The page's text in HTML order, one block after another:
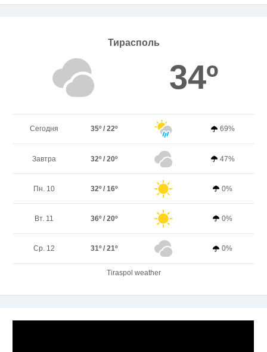
Тирасполь
34º
Сегодня 35º / 22º 69%
Завтра 32º / 20º 47%
Пн. 10 32º / 16º 0%
Вт. 11 36º / 20º 0%
Ср. 12 31º / 21º 0%
Tiraspol weather